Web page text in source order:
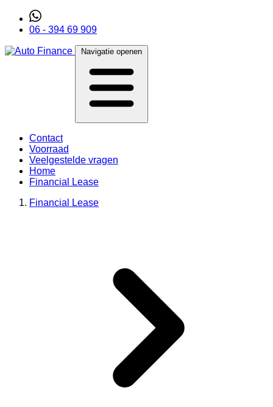
06 - 394 69 909
Navigatie openen
Contact
Voorraad
Veelgestelde vragen
Home
Financial Lease
Financial Lease